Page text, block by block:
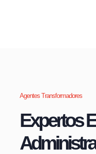
Agentes Transformadores
Expertos